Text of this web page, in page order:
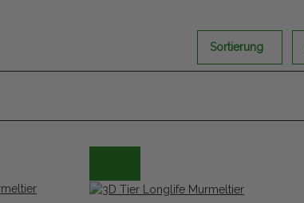
Sortierung